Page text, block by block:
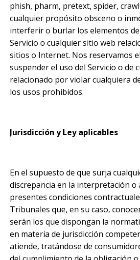
phish, pharm, pretext, spider,
cualquier propósito obsceno o
interferir o burlar los elementos
Servicio o cualquier sitio web
sitios o Internet. Nos reservamos
suspender el uso del Servicio o de
relacionado por violar cualquiera
los usos prohibidos.
Jurisdicción y Ley aplicables
En el supuesto de que surja
discrepancia en la interpretación o
presentes condiciones
Tribunales que, en su caso,
serán los que dispongan la
en materia de jurisdicción
atiende, tratándose de